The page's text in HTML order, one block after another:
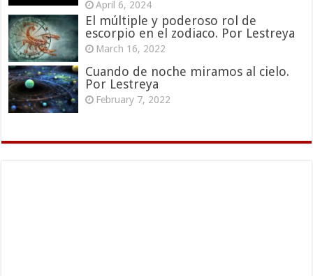
April 6, 2024
El múltiple y poderoso rol de
escorpio en el zodiaco. Por Lestreya
March 16, 2022
Cuando de noche miramos al cielo.
Por Lestreya
February 7, 2022